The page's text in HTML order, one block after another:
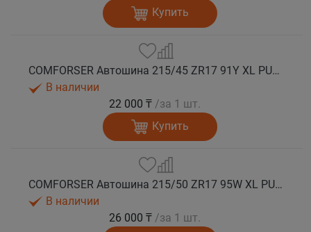
Купить
COMFORSER Автошина 215/45 ZR17 91Y XL PURESPEED лето
В наличии
22 000 ₸ /за 1 шт.
Купить
COMFORSER Автошина 215/50 ZR17 95W XL PURESPEED лето
В наличии
26 000 ₸ /за 1 шт.